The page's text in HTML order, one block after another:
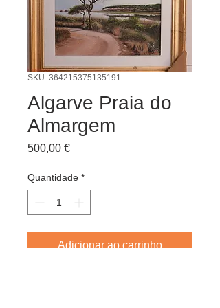
SKU: 364215375135191
Algarve Praia do
Almargem
500,00 €Preço
Quantidade *
Adicionar ao carrinho